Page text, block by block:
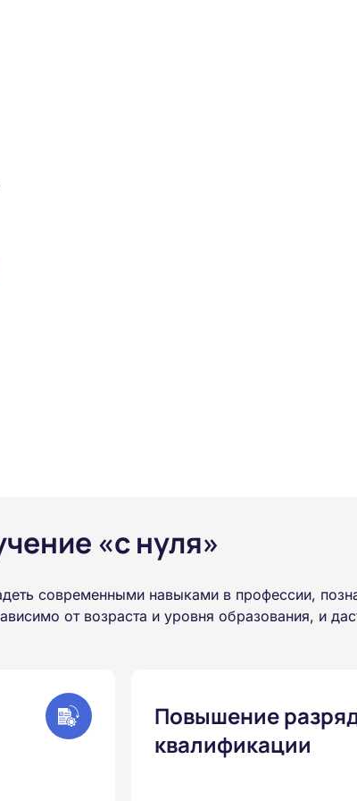
«с нуля»
современными навыками в профессии,
от возраста и уровня образования, и
Повышение
квалификации